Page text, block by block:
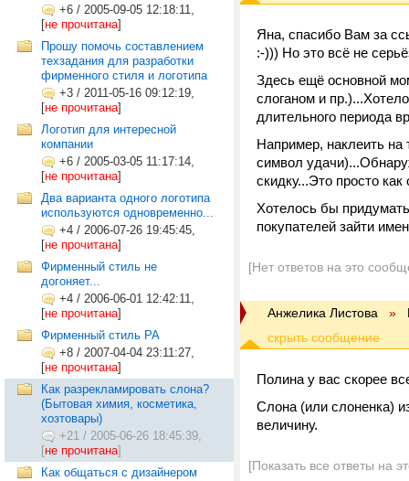
+6 / 2005-09-05 12:18:11,
[не прочитана]
Прошу помочь составлением
техзадания для разработки
фирменного стиля и логотипа
+3 / 2011-05-16 09:12:19,
[не прочитана]
Логотип для интересной
компании
+6 / 2005-03-05 11:17:14,
[не прочитана]
Два варианта одного логотипа
используются одновременно...
+4 / 2006-07-26 19:45:45,
[не прочитана]
Фирменный стиль не
догоняет...
+4 / 2006-06-01 12:42:11,
[не прочитана]
Фирменный стиль РА
+8 / 2007-04-04 23:11:27,
[не прочитана]
Как разрекламировать слона?
(Бытовая химия, косметика,
хозтовары)
+21 / 2005-06-26 18:45:39,
[не прочитана]
Как общаться с дизайнером
Яна, спасибо Вам за
:-))) Но это всё не
Здесь ещё основной
слоганом и
длительного периода
Например, наклеить на
символ
скидку...Это просто как
Хотелось бы
покупателей зайти
[Нет ответов на это
Анжелика Листова »
Полина у вас скорее
Слона (или слоненка)
величину.
[Показать все ответы на